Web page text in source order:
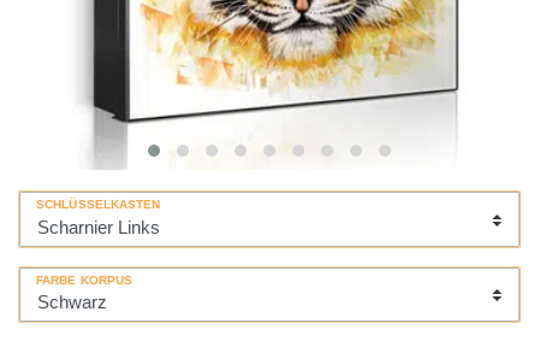
SCHLÜSSELKASTEN
FARBE KORPUS